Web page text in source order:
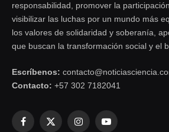
responsabilidad, promover la
visibilizar las luchas por un mundo más
los valores de solidaridad y soberanía,
que buscan la transformación social y el
Escríbenos:
Contacto: +57 302 7182041
Facebook
X
InstagramYouTube